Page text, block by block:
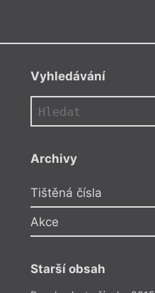
Vyhledávání
Archivy
Tištěná čísla
Akce
Starší obsah